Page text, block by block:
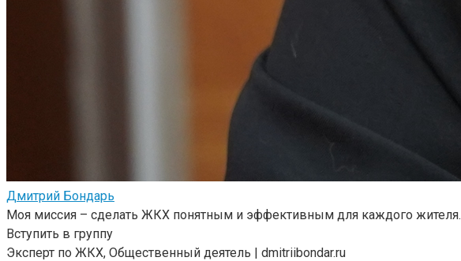
Дмитрий Бондарь
Моя миссия – сделать ЖКХ понятным и эффективным для каждого жителя.
Вступить в группу
Эксперт по ЖКХ, Общественный деятель | dmitriibondar.ru